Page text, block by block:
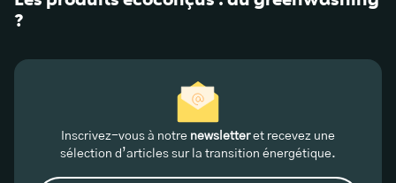
?
Inscrivez-vous à notre newsletteret recevez une
sélection d’articles sur la transition énergétique.